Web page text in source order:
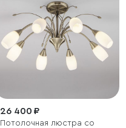
26 400 ₽
Потолочная люстра со